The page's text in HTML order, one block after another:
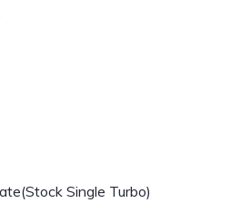
Single Turbo)